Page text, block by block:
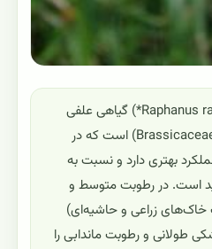
ترب وحشی (*Raphanus raphanistrum*) گیاهی علفی
یک‌ساله از تیره شب‌بویان (Brassicaceae) است که در
بهتری دارد و نسبت به
است. در رطوبت متوسط و
زراعی و حاشیه‌ای)
طولانی و رطوبت ماندابی را